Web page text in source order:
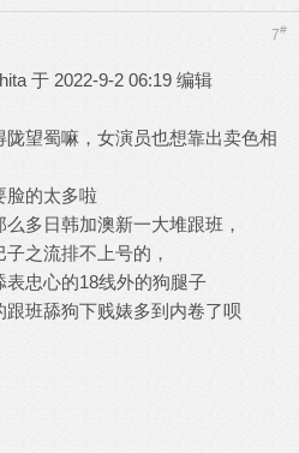
7#
于 2022-9-2 06:19 编辑
望蜀嘛，女演员也想靠出卖色相
脸的太多啦
多日韩加澳新一大堆跟班，
之流排不上号的，
忠心的18线外的狗腿子
跟班舔狗下贱婊多到内卷了呗